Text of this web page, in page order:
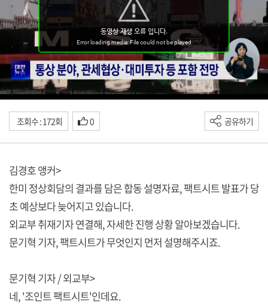
조회수 : 172회 0 공유하기
김경호 앵커>
한미 정상회담의 결과를 담은 합동 설명자료, 팩트시트 발표가 당
초 예상보다 늦어지고 있습니다.
외교부 취재기자 연결해, 자세한 진행 상황 알아보겠습니다.
문기혁 기자, 팩트시트가 무엇인지 먼저 설명해주시죠.
문기혁 기자 / 외교부>
네, '조인트 팩트시트'인데요.